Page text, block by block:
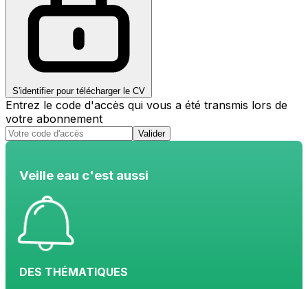
S'identifier pour télécharger le CV
Entrez le code d'accès qui vous a été transmis lors de
votre abonnement
Valider
Veille eau c'est aussi
DES THÉMATIQUES